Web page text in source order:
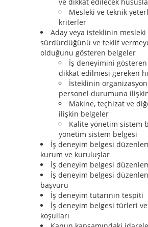
Mesleki ve teknik
kriterler
Aday veya isteklinin
sürdürdüğünü ve teklif
olduğunu gösteren belgeler
İş deneyimini
dikkat edilmesi gereken
İsteklinin organizasyon
personel durumuna
Makine, teçhizat ve
ilişkin belgeler
Kalite yönetim sistem
yönetim sistem belgesi
İş deneyim belgesi
kurum ve kuruluşlar
İş deneyim belgesi
İş deneyim belgesi
başvuru
İş deneyim tutarının tespiti
İş deneyim belgesi türleri
koşulları